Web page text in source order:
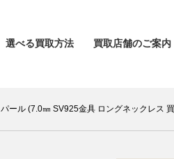
選べる買取方法 買取店舗のご案内
パール (7.0㎜ SV925金具 ロングネックレス